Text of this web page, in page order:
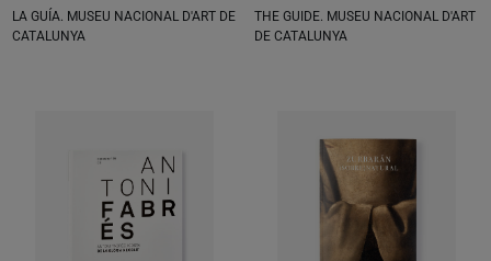
LA GUÍA. MUSEU NACIONAL D'ART DE
CATALUNYA
THE GUIDE. MUSEU NACIONAL D'ART
DE CATALUNYA